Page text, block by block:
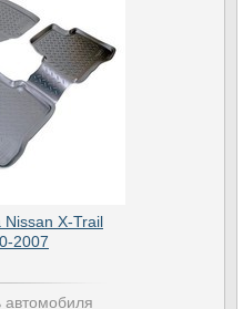
Nissan X-Trail
2007